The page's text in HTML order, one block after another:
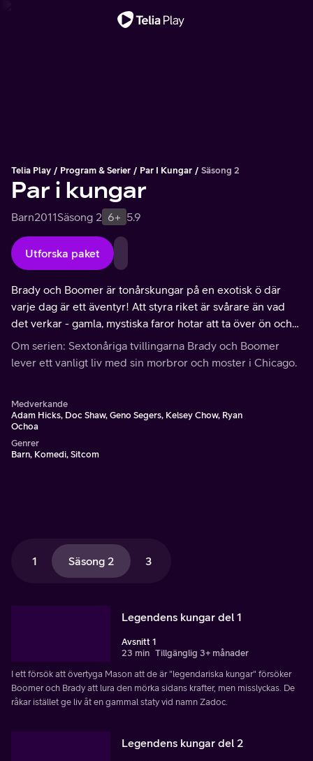
Telia Play Program & Serier Par I Kungar Säsong 2
Par i kungar
Barn2011Säsong 2 6+ 5.9
Utforska paket
Brady och Boomer är tonårskungar på en exotisk ö där
varje dag är ett äventyr! Att styra riket är svårare än vad
det verkar - gamla, mystiska faror hotar att ta över ön och
deras planerande kusin Lanny vill själv bli kung! Mitt i
kaoset dyker en maskerad bandit vid namn Sirocco upp
Om serien: Sextonåriga tvillingarna Brady och Boomer
lever ett vanligt liv med sin morbror och moster i Chicago.
Medverkande
Adam Hicks, Doc Shaw, Geno Segers, Kelsey Chow, Ryan
Ochoa
Genrer
Barn, Komedi, Sitcom
1 Säsong 2 3
Legendens kungar del 1
Avsnitt 1
23 min Tillgänglig 3+ månader
I ett försök att övertyga Mason att de är "legendariska kungar" försöker
Boomer och Brady att lura den mörka sidans krafter, men misslyckas. De
råkar istället ge liv åt en gammal staty vid namn Zadoc.
Legendens kungar del 2